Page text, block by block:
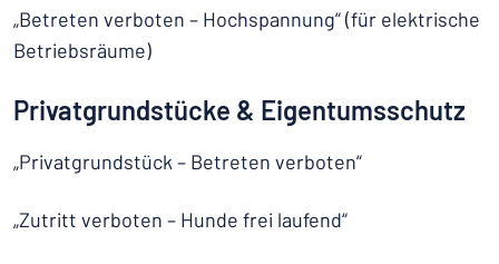
„Betreten verboten – Hochspannung“ (für elektrische
Betriebsräume)
Privatgrundstücke & Eigentumsschutz
„Privatgrundstück – Betreten verboten“
„Zutritt verboten – Hunde frei laufend“